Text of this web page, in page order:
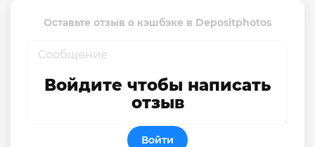
Оставьте отзыв о кэшбэке в Depositphotos
Войдите чтобы написать
отзыв
Войти